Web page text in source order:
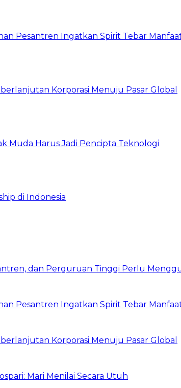
Pesantren Ingatkan Spirit Tebar
Korporasi Menuju Pasar Global
Muda Harus Jadi Pencipta Teknologi
di Indonesia
dan Perguruan Tinggi Perlu
Pesantren Ingatkan Spirit Tebar
Korporasi Menuju Pasar Global
Mari Menilai Secara Utuh